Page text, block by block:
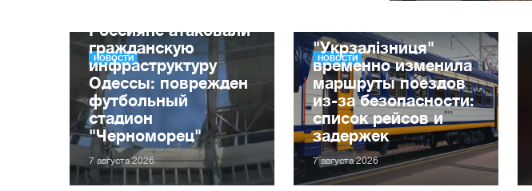
НОВОСТИ
Россияне атаковали
гражданскую
инфраструктуру
Одессы: поврежден
футбольный
стадион
"Черноморец"
7 августа 2026
НОВОСТИ
"Укрзалізниця"
временно изменила
маршруты поездов
из-за безопасности:
список рейсов и
задержек
7 августа 2026